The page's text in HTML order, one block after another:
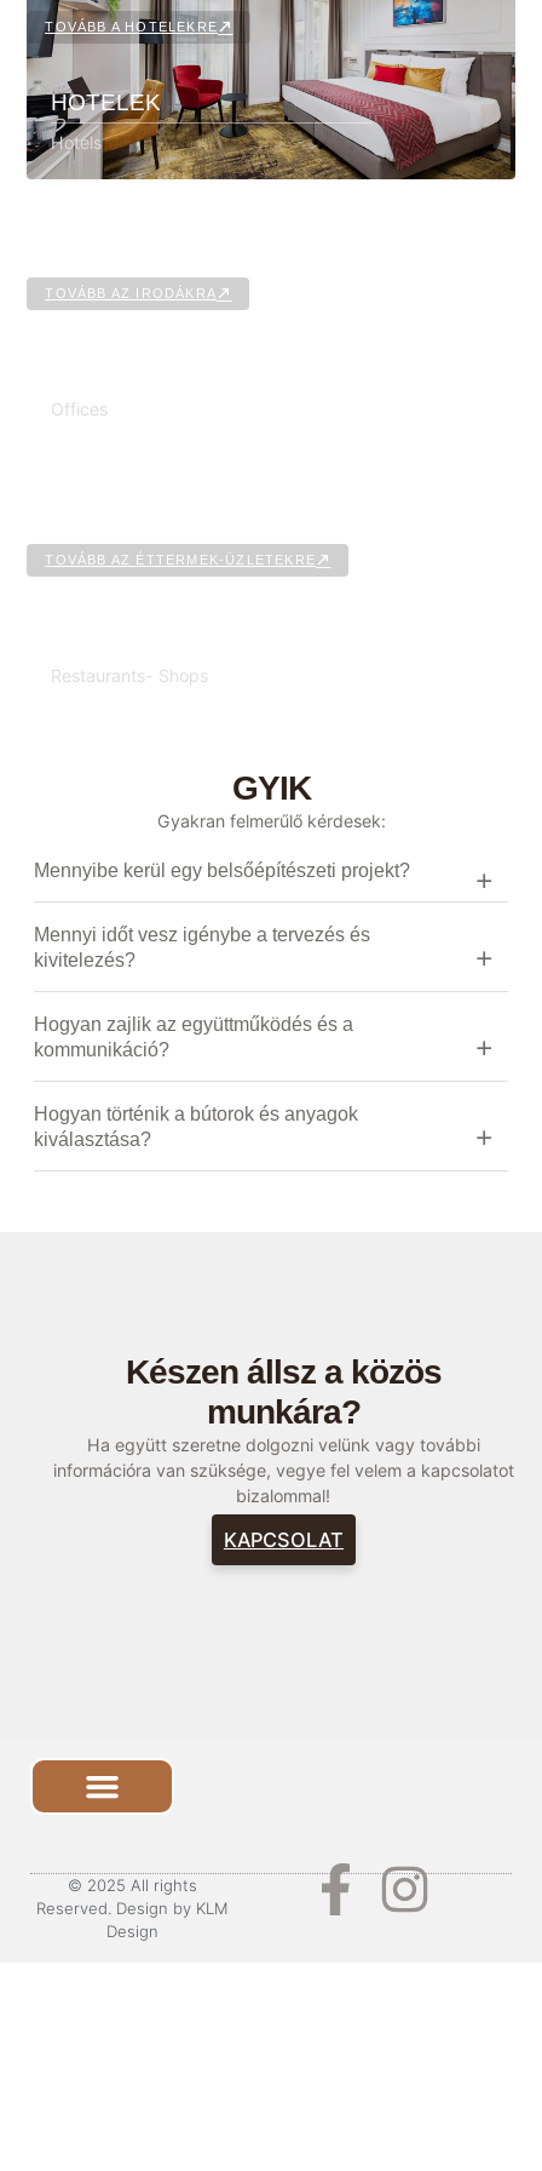
TOVÁBB A HOTELEKRE
HOTELEK
Hotels
TOVÁBB AZ IRODÁKRA
Offices
TOVÁBB AZ ÉTTERMEK-ÜZLETEKRE
Restaurants- Shops
GYIK
Gyakran felmerűlő kérdesek:
Mennyibe kerül egy belsőépítészeti projekt?
Mennyi időt vesz igénybe a tervezés és
kivitelezés?
Hogyan zajlik az együttműködés és a
kommunikáció?
Hogyan történik a bútorok és anyagok
kiválasztása?
Készen állsz a közös
munkára?
Ha együtt szeretne dolgozni velünk vagy további
információra van szüksége, vegye fel velem a kapcsolatot
bizalommal!
KAPCSOLAT
© 2025 All rights
Reserved. Design by KLM
Design